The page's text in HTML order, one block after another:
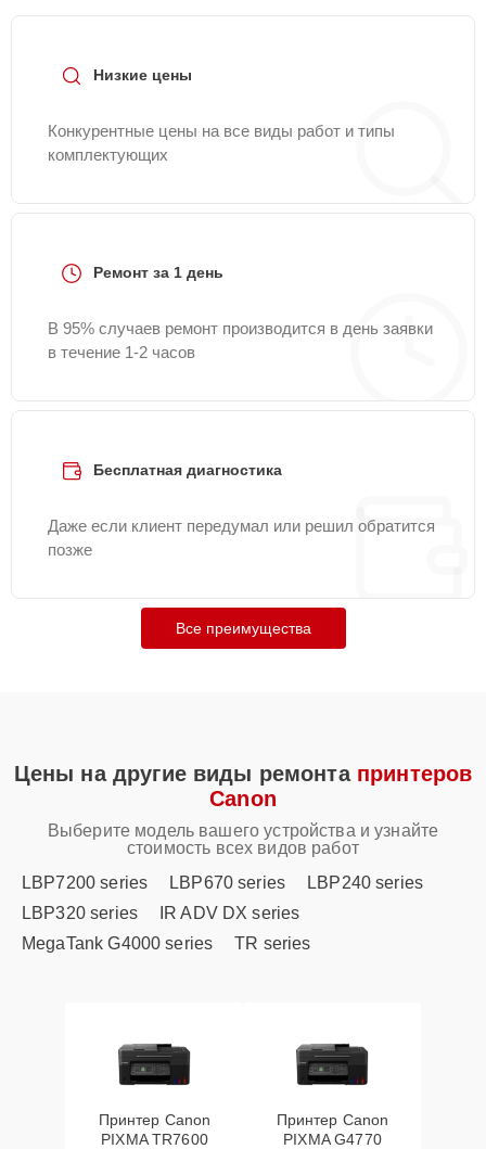
Низкие цены
Конкурентные цены на все виды работ и типы
комплектующих
Ремонт за 1 день
В 95% случаев ремонт производится в день заявки
в течение 1-2 часов
Бесплатная диагностика
Даже если клиент передумал или решил обратится
позже
Все преимущества
Цены на другие виды ремонта принтеров
Canon
Выберите модель вашего устройства и узнайте
стоимость всех видов работ
LBP7200 series
LBP670 series
LBP240 series
LBP320 series
IR ADV DX series
MegaTank G4000 series
TR series
Принтер Canon
PIXMA TR7600
Принтер Canon
PIXMA G4770